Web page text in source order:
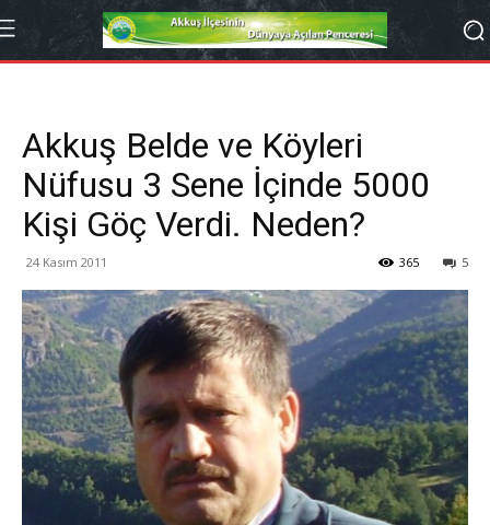
Akkuş Belde ve Köyleri
Nüfusu 3 Sene İçinde 5000
Kişi Göç Verdi. Neden?
24 Kasım 2011 5
365